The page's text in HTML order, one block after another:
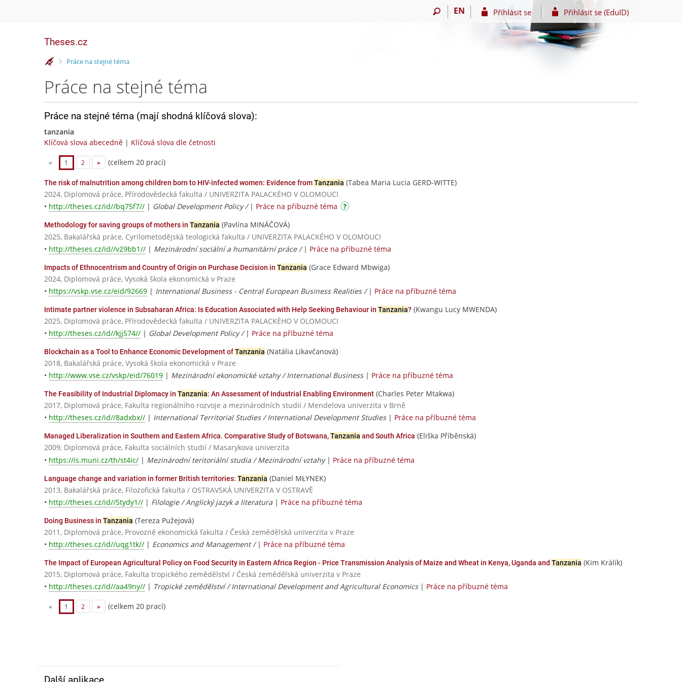
EN Přihlásit se Přihlásit se (EduID)
Theses.cz
>Práce na stejné téma
Práce na stejné téma
Práce na stejné téma (mají shodná klíčová slova):
tanzania
Klíčová slova abecedně | Klíčová slova dle četnosti
« 1 2 » (celkem 20 prací)
The risk of malnutrition among children born to HIV-infected women: Evidence fromTanzania (Tabea Maria Lucia GERD-WITTE)
2024, Diplomová práce, Přírodovědecká fakulta / UNIVERZITA PALACKÉHO V OLOMOUCI
• http://theses.cz/id//bq75f7// | Global Development Policy / | Práce na příbuzné téma
Methodology for saving groups of mothers in Tanzania (Pavlína MINÁČOVÁ)
2025, Bakalářská práce, Cyrilometodějská teologická fakulta / UNIVERZITA PALACKÉHO V OLOMOUCI
• http://theses.cz/id//v29bb1// | Mezinárodní sociální a humanitární práce / | Práce na příbuzné téma
Impacts of Ethnocentrism and Country of Origin on Purchase Decision in Tanzania (Grace Edward Mbwiga)
2024, Diplomová práce, Vysoká škola ekonomická v Praze
• https://vskp.vse.cz/eid/92669 | International Business - Central European Business Realities / | Práce na příbuzné téma
Intimate partner violence in Subsaharan Africa: Is Education Associated with Help Seeking Behaviour in Tanzania? (Kwangu Lucy MWENDA)
2025, Diplomová práce, Přírodovědecká fakulta / UNIVERZITA PALACKÉHO V OLOMOUCI
• http://theses.cz/id//kjj574// | Global Development Policy / | Práce na příbuzné téma
Blockchain as a Tool to Enhance Economic Development ofTanzania (Natália Likavčanová)
2018, Bakalářská práce, Vysoká škola ekonomická v Praze
• http://www.vse.cz/vskp/eid/76019 | Mezinárodní ekonomické vztahy / International Business| Práce na příbuzné téma
The Feasibility of Industrial Diplomacy in Tanzania: An Assessment of Industrial Enabling Environment (Charles Peter Mtakwa)
2017, Diplomová práce, Fakulta regionálního rozvoje a mezinárodních studií / Mendelova univerzita v Brně
• http://theses.cz/id//8adxbx// | International Territorial Studies / International Development Studies| Práce na příbuzné téma
Managed Liberalization in Southern and Eastern Africa. Comparative Study of Botswana,Tanzania and South Africa (Eliška Příběnská)
2009, Diplomová práce, Fakulta sociálních studií / Masarykova univerzita
• https://is.muni.cz/th/st4ic/ | Mezinárodní teritoriální studia / Mezinárodní vztahy| Práce na příbuzné téma
Language change and variation in former British territories: Tanzania (Daniel MŁYNEK)
2013, Bakalářská práce, Filozofická fakulta / OSTRAVSKÁ UNIVERZITA V OSTRAVĚ
• http://theses.cz/id//5tydy1// | Filologie / Anglický jazyk a literatura | Práce na příbuzné téma
Doing Business in Tanzania (Tereza Pužejová)
2011, Diplomová práce, Provozně ekonomická fakulta / Česká zemědělská univerzita v Praze
• http://theses.cz/id//uqg1tk// | Economics and Management / | Práce na příbuzné téma
The Impact of European Agricultural Policy on Food Security in Eastern Africa Region - Price Transmission Analysis of Maize and Wheat in Kenya, Uganda and Tanzania (Kim Králík)
2015, Diplomová práce, Fakulta tropického zemědělství / Česká zemědělská univerzita v Praze
• http://theses.cz/id//aa49ny// | Tropické zemědělství / International Development and Agricultural Economics| Práce na příbuzné téma
« 1 2 » (celkem 20 prací)